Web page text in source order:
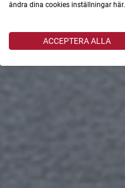
ändra dina cookies inställningar här.
ACCEPTERA ALLA